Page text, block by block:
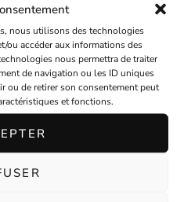
nous utilisons des technologies
ou accéder aux informations des
nous permettra de traiter
de navigation ou les ID uniques
ou de retirer son consentement peut
et fonctions.
blanc à pois orange.
fleur orange et blanche à
sur votre coiffure.